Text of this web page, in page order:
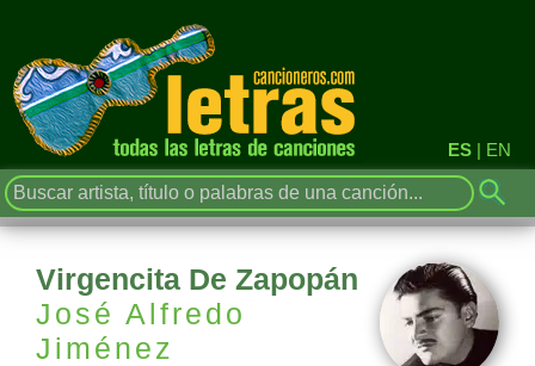
ES | EN
Virgencita De Zapopán
José Alfredo
Jiménez